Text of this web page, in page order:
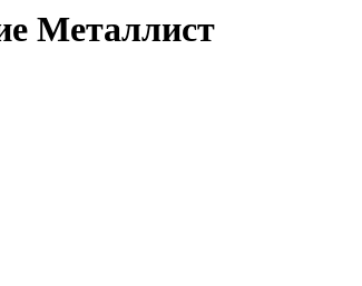
Металлист